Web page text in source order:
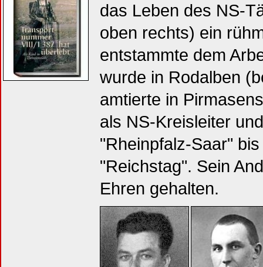
das Leben des NS-
oben rechts) ein
entstammte dem
wurde in Rodalben
amtierte in
als NS-Kreisleiter
"Rheinpfalz-Saar"
"Reichstag". Sein
Ehren gehalten.